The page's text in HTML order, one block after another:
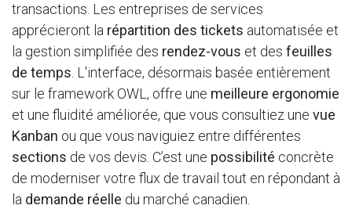
transactions. Les entreprises de services
apprécieront la répartition des tickets automatisée et
la gestion simplifiée des rendez-vous et des feuilles
de temps. L'interface, désormais basée entièrement
sur le framework OWL, offre une meilleure ergonomie
et une fluidité améliorée, que vous consultiez une vue
Kanban ou que vous naviguiez entre différentes
sections de vos devis. C’est une possibilité concrète
de moderniser votre flux de travail tout en répondant à
la demande réelle du marché canadien.